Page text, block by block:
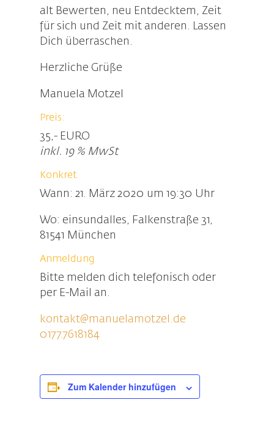
alt Bewerten, neu Entdecktem, Zeit
für sich und Zeit mit anderen. Lassen
Dich überraschen.
Herzliche Grüße
Manuela Motzel
Preis:
35,- EURO
inkl. 19 % MwSt
Konkret
Wann: 21. März 2020 um 19:30 Uhr
Wo: einsundalles, Falkenstraße 31,
81541 München
Anmeldung
Bitte melden dich telefonisch oder
per E-Mail an.
kontakt@manuelamotzel.de
0177.7618184
Zum Kalender hinzufügen